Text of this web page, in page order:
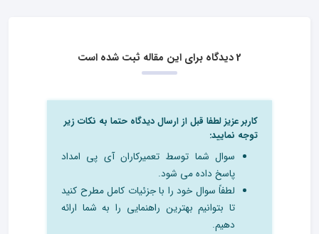
2 دیدگاه برای این مقاله ثبت شده است
کاربر عزیز لطفا قبل از ارسال دیدگاه حتما به نکات زیر
توجه نمایید:
سوال شما توسط تعمیرکاران آی پی امداد
پاسخ داده می شود.
لطفاً سوال خود را با جزئیات کامل مطرح کنید
تا بتوانیم بهترین راهنمایی را به شما ارائه
دهیم.